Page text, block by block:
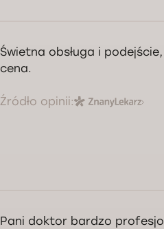
Świetna obsługa i
cena.
Źródło opinii:
Pani doktor bardzo